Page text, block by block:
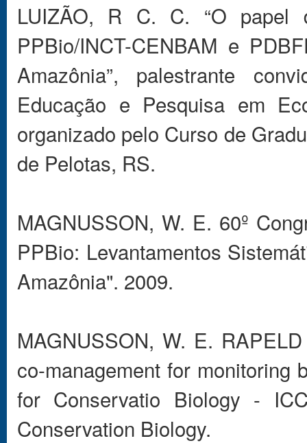
LUIZÃO, R C. C. “O papel
PPBio/INCT-CENBAM e
Amazônia”, palestrante
Educação e Pesquisa em
organizado pelo Curso de
de Pelotas, RS.
MAGNUSSON, W. E. 60º
PPBio: Levantamentos
Amazônia". 2009.
MAGNUSSON, W. E.
co-management for monitoring
for Conservatio Biology -
Conservation Biology.